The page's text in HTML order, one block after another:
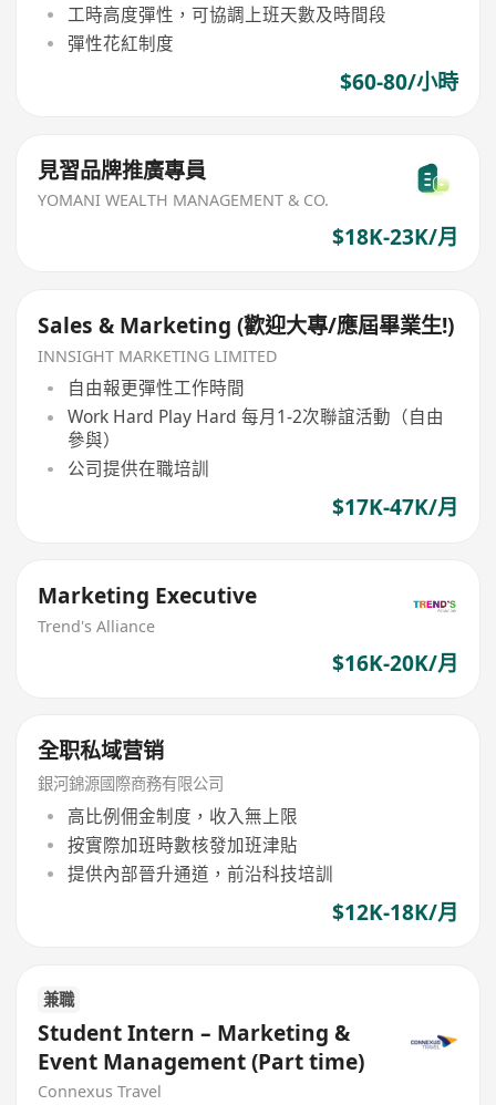
工時高度彈性，可協調上班天數及時間段
彈性花紅制度
$60-80/小時
見習品牌推廣專員
YOMANI WEALTH MANAGEMENT & CO.
$18K-23K/月
Sales & Marketing (歡迎大專/應屆畢業生!)
INNSIGHT MARKETING LIMITED
自由報更彈性工作時間
Work Hard Play Hard 每月1-2次聯誼活動（自由
參與）
公司提供在職培訓
$17K-47K/月
Marketing Executive
Trend's Alliance
$16K-20K/月
全职私域营销
銀河錦源國際商務有限公司
高比例佣金制度，收入無上限
按實際加班時數核發加班津貼
提供內部晉升通道，前沿科技培訓
$12K-18K/月
兼職
Student Intern – Marketing &
Event Management (Part time)
Connexus Travel